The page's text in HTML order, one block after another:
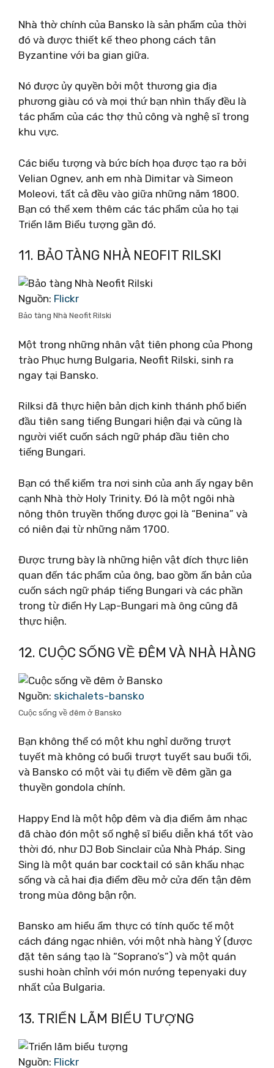
Nhà thờ chính của Bansko là sản phẩm của thời
đó và được thiết kế theo phong cách tân
Byzantine với ba gian giữa.
Nó được ủy quyền bởi một thương gia địa
phương giàu có và mọi thứ bạn nhìn thấy đều là
tác phẩm của các thợ thủ công và nghệ sĩ trong
khu vực.
Các biểu tượng và bức bích họa được tạo ra bởi
Velian Ognev, anh em nhà Dimitar và Simeon
Moleovi, tất cả đều vào giữa những năm 1800.
Bạn có thể xem thêm các tác phẩm của họ tại
Triển lãm Biểu tượng gần đó.
11. BẢO TÀNG NHÀ NEOFIT RILSKI
Nguồn: Flickr
Bảo tàng Nhà Neofit Rilski
Một trong những nhân vật tiên phong của Phong
trào Phục hưng Bulgaria, Neofit Rilski, sinh ra
ngay tại Bansko.
Rilksi đã thực hiện bản dịch kinh thánh phổ biến
đầu tiên sang tiếng Bungari hiện đại và cũng là
người viết cuốn sách ngữ pháp đầu tiên cho
tiếng Bungari.
Bạn có thể kiểm tra nơi sinh của anh ấy ngay bên
cạnh Nhà thờ Holy Trinity. Đó là một ngôi nhà
nông thôn truyền thống được gọi là “Benina” và
có niên đại từ những năm 1700.
Được trưng bày là những hiện vật đích thực liên
quan đến tác phẩm của ông, bao gồm ấn bản của
cuốn sách ngữ pháp tiếng Bungari và các phần
trong từ điển Hy Lạp-Bungari mà ông cũng đã
thực hiện.
12. CUỘC SỐNG VỀ ĐÊM VÀ NHÀ HÀNG
Nguồn: skichalets-bansko
Cuộc sống về đêm ở Bansko
Bạn không thể có một khu nghỉ dưỡng trượt
tuyết mà không có buổi trượt tuyết sau buổi tối,
và Bansko có một vài tụ điểm về đêm gần ga
thuyền gondola chính.
Happy End là một hộp đêm và địa điểm âm nhạc
đã chào đón một số nghệ sĩ biểu diễn khá tốt vào
thời đó, như DJ Bob Sinclair của Nhà Pháp. Sing
Sing là một quán bar cocktail có sân khấu nhạc
sống và cả hai địa điểm đều mở cửa đến tận đêm
trong mùa đông bận rộn.
Bansko am hiểu ẩm thực có tính quốc tế một
cách đáng ngạc nhiên, với một nhà hàng Ý (được
đặt tên sáng tạo là “Soprano’s”) và một quán
sushi hoàn chỉnh với món nướng tepenyaki duy
nhất của Bulgaria.
13. TRIỂN LÃM BIỂU TƯỢNG
Nguồn: Flickr